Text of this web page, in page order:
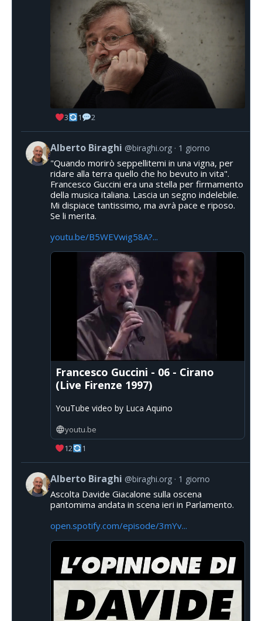
3 1 2
Alberto Biraghi @biraghi.org 1 giorno
"Quando morirò seppellitemi in una vigna, per
ridare alla terra quello che ho bevuto in vita".
Francesco Guccini era una stella per firmamento
della musica italiana. Lascia un segno indelebile.
Mi dispiace tantissimo, ma avrà pace e riposo.
Se li merita.
youtu.be/B5WEVwig58A?...
Francesco Guccini - 06 - Cirano
(Live Firenze 1997)
YouTube video by Luca Aquino
youtu.be
12
1
Alberto Biraghi @biraghi.org 1 giorno
Ascolta Davide Giacalone sulla oscena
pantomima andata in scena ieri in Parlamento.
open.spotify.com/episode/3mYv...